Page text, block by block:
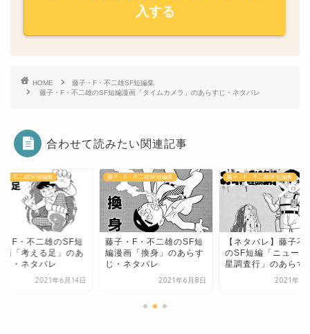
入する
HOME
藤子・F・不二雄SF短編集
藤子・F・不二雄のSF短編漫画「タイムカメラ」のあらすじ・ネタバレ
合わせて読みたい関連記事
F・不二雄SF短編集
・F・不二雄のSF短
画「考える足」のあ
じ・ネタバレ
2021年6月14日
藤子・F・不二雄SF短編集
藤子・F・不二雄のSF短
編漫画「換身」のあらす
じ・ネタバレ
2021年6月8日
藤子・F・不二雄SF短編集
【ネタバレ】藤子不
のSF短編「ニューイ
星調査行」のあらす
2021年6